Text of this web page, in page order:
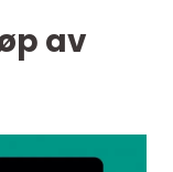
av